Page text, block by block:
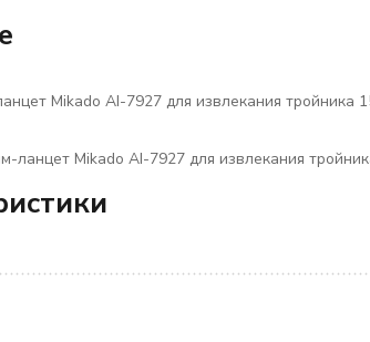
Mikado AI-7927 для извлекания тройника
ланцет Mikado AI-7927 для извлекания